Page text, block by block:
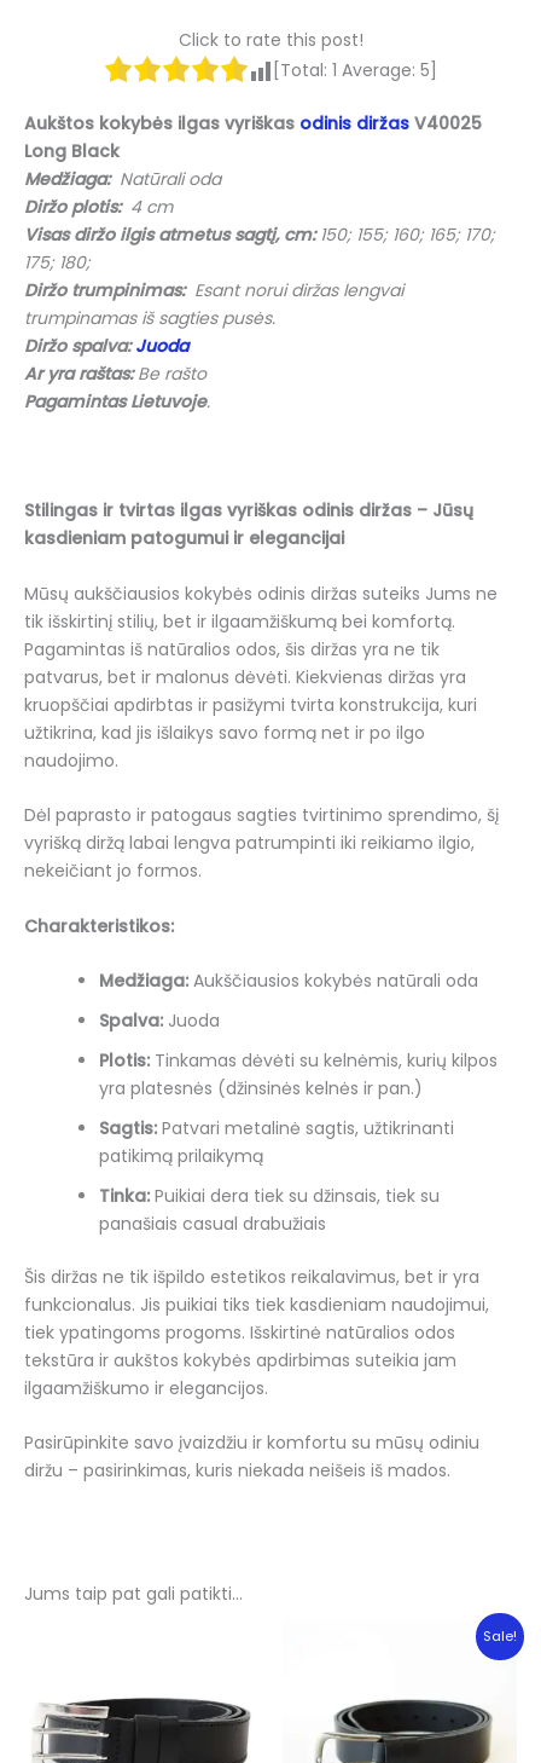
Click to rate this post!
[Total: 1 Average: 5]
Aukštos kokybės ilgas vyriškas odinis diržas V40025
Long Black
Medžiaga: Natūrali oda
Diržo plotis:4 cm
Visas diržo ilgis atmetus sagtį, cm:150; 155; 160; 165; 170;
175; 180;
Diržo trumpinimas:Esant norui diržas lengvai
trumpinamas iš sagties pusės.
Diržo spalva: Juoda
Ar yra raštas:Be rašto
Pagamintas Lietuvoje.
Stilingas ir tvirtas ilgas vyriškas odinis diržas – Jūsų
kasdieniam patogumui ir elegancijai
Mūsų aukščiausios kokybės odinis diržas suteiks Jums ne
tik išskirtinį stilių, bet ir ilgaamžiškumą bei komfortą.
Pagamintas iš natūralios odos, šis diržas yra ne tik
patvarus, bet ir malonus dėvėti. Kiekvienas diržas yra
kruopščiai apdirbtas ir pasižymi tvirta konstrukcija, kuri
užtikrina, kad jis išlaikys savo formą net ir po ilgo
naudojimo.
Dėl paprasto ir patogaus sagties tvirtinimo sprendimo, šį
vyrišką diržą labai lengva patrumpinti iki reikiamo ilgio,
nekeičiant jo formos.
Charakteristikos:
Medžiaga: Aukščiausios kokybės natūrali oda
Spalva: Juoda
Plotis: Tinkamas dėvėti su kelnėmis, kurių kilpos
yra platesnės (džinsinės kelnės ir pan.)
Sagtis: Patvari metalinė sagtis, užtikrinanti
patikimą prilaikymą
Tinka: Puikiai dera tiek su džinsais, tiek su
panašiais casual drabužiais
Šis diržas ne tik išpildo estetikos reikalavimus, bet ir yra
funkcionalus. Jis puikiai tiks tiek kasdieniam naudojimui,
tiek ypatingoms progoms. Išskirtinė natūralios odos
tekstūra ir aukštos kokybės apdirbimas suteikia jam
ilgaamžiškumo ir elegancijos.
Pasirūpinkite savo įvaizdžiu ir komfortu su mūsų odiniu
diržu – pasirinkimas, kuris niekada neišeis iš mados.
Jums taip pat gali patikti…
Sale!